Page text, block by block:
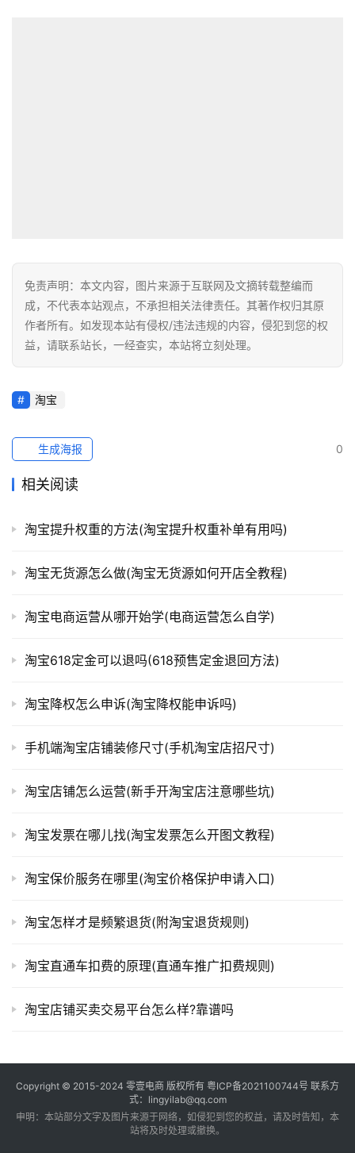
免责声明：本文内容，图片来源于互联网及文摘转载整编而
成，不代表本站观点，不承担相关法律责任。其著作权归其原
作者所有。如发现本站有侵权/违法违规的内容，侵犯到您的权
益，请联系站长，一经查实，本站将立刻处理。
淘宝
0
生成海报
相关阅读
淘宝提升权重的方法(淘宝提升权重补单有用吗)
淘宝无货源怎么做(淘宝无货源如何开店全教程)
淘宝电商运营从哪开始学(电商运营怎么自学)
淘宝618定金可以退吗(618预售定金退回方法)
淘宝降权怎么申诉(淘宝降权能申诉吗)
手机端淘宝店铺装修尺寸(手机淘宝店招尺寸)
淘宝店铺怎么运营(新手开淘宝店注意哪些坑)
淘宝发票在哪儿找(淘宝发票怎么开图文教程)
淘宝保价服务在哪里(淘宝价格保护申请入口)
淘宝怎样才是频繁退货(附淘宝退货规则)
淘宝直通车扣费的原理(直通车推广扣费规则)
淘宝店铺买卖交易平台怎么样?靠谱吗
Copyright © 2015-2024 零壹电商 版权所有 粤ICP备2021100744号 联系方
式：lingyilab@qq.com
申明：本站部分文字及图片来源于网络，如侵犯到您的权益，请及时告知，本
站将及时处理或撤换。